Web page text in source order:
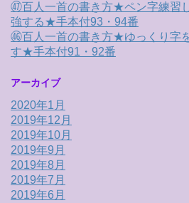
㊼百人一首の書き方★ペン字練習
強する★手本付93・94番
㊻百人一首の書き方★ゆっくり字
す★手本付91・92番
アーカイブ
2020年1月
2019年12月
2019年10月
2019年9月
2019年8月
2019年7月
2019年6月